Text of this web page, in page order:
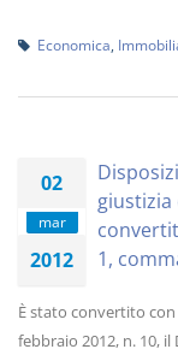
Economica
02
mar
2012
giustizia
1,
È stato convertito
febbraio 2012, n. 10,